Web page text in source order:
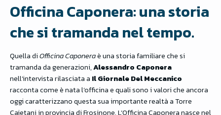
Officina Caponera: una storia
che si tramanda nel tempo.
Quella diOfficina Caponeraè una storia familiare che si
tramanda da generazioni,Alessandro Caponera
nell’intervista rilasciata a Il Giornale Del Meccanico
racconta come è nata l’officina e quali sono i valori che ancora
oggi caratterizzano questa sua importante realtà a Torre
Cajetani in provincia di Frosinone. L’Officina Caponera nasce nel